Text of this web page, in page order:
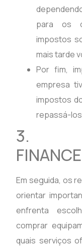
para os
impostos
mais tarde
Por fim,
empresa
impostos
repassá-
3.
Em seguida, os
orientar
enfrenta
comprar
quais serviços